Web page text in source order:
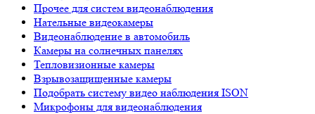
Прочее для систем видеонаблюдения
Нательные видеокамеры
Видеонаблюдение в автомобиль
Камеры на солнечных панелях
Тепловизионные камеры
Взрывозащищенные камеры
Подобрать систему видео наблюдения ISON
Микрофоны для видеонаблюдения